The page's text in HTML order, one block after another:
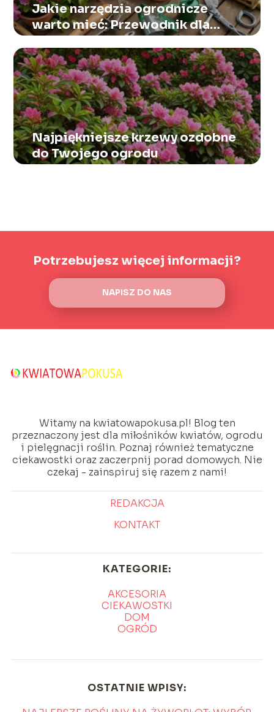
Jakie narzędzia ogrodnicze
warto mieć: Przewodnik dla
amatora
Najpiękniejsze krzewy ozdobne
do Twojego ogrodu
Potrzebujesz więcej informacji?
NAPISZ DO NAS
Witamy na kwiatowapokusa.pl! Blog ten
przeznaczony jest dla miłośników kwiatów, ogrodu
i pielęgnacji roślin. Poznaj również tematyczne
ciekawostki oraz zaczerpnij porad domowych. Nie
czekaj - zainspiruj się razem z nami!
REDAKCJA
KONTAKT
KATEGORIE:
AKCESORIA
CIEKAWOSTKI
DOM
OGRÓD
OSTATNIE WPISY: